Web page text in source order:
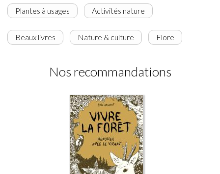
Plantes à usages Activités nature
Beaux livres Nature & culture Flore
Nos recommandations